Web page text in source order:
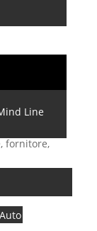
Line
fornitore,